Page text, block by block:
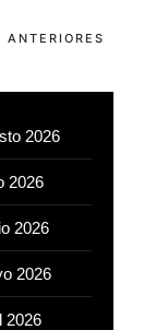
ANTERIORES
2026
2026
2026
2026
2026